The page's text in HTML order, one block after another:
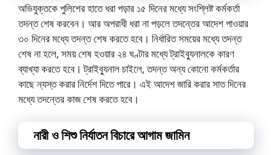
অভিযুক্তকে পুলিশের হাতে ধরা পড়ার ১৫ দিনের মধ্যে সংশ্লিষ্ট কর্মকর্তা
তদন্ত শেষ করবেন। আর অপরাধী ধরা না পড়লে তদন্তের আদেশ পাওয়ার
৩০ দিনের মধ্যে তদন্ত শেষ করতে হবে। নির্ধারিত সময়ের মধ্যে তদন্ত
শেষ না হলে, সময় শেষ হওয়ার ২৪ ঘণ্টার মধ্যে ট্রাইব্যুনালকে কারণ
ব্যাখ্যা করতে হবে। ট্রাইব্যুনাল চাইলে, তদন্ত অন্য কোনো কর্মকর্তার
কাছে ন্যস্ত করার নির্দেশ দিতে পারে। এই আদেশ জারি করার সাত দিনের
মধ্যে তদন্তের কাজ শেষ করতে হবে।
নারী ও শিশু নির্যাতন বিচারে আগাম জামিন